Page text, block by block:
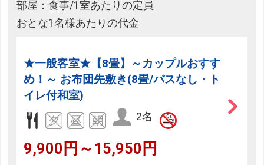
部屋：食事/1室あたりの定員
おとな1名様あたりの代金
★一般客室★【8畳】～カップルおすす
め！～ お布団先敷き(8畳/バスなし・ト
イレ付和室)
2名
9,900円～15,950円